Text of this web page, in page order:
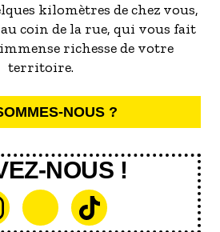
kilomètres de chez vous,
coin de la rue, qui vous fait
richesse de votre
territoire.
NOUS ?
NOUS !